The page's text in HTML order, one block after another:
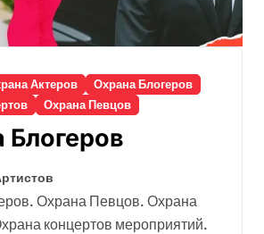
Актеров
Охрана Блогеров
Охрана Певцов
Блогеров
концертов мероприятий.